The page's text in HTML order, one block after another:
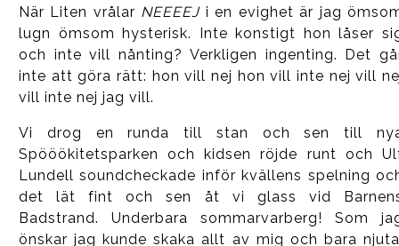
När Liten vrålar NEEEEJ i en evighet är jag
lugn ömsom hysterisk. Inte konstigt hon låser
och inte vill nånting? Verkligen ingenting. Det
inte att göra rätt: hon vill nej hon vill inte nej vill
vill inte nej jag vill.
Vi drog en runda till stan och sen till
Spööökitetsparken och kidsen röjde runt och
Lundell soundcheckade inför kvällens spelning
det lät fint och sen åt vi glass vid
Badstrand. Underbara sommarvarberg! Som
önskar jag kunde skaka allt av mig och bara